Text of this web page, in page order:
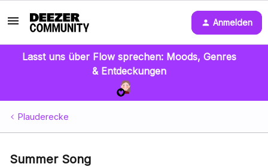
Anmelden
Lasst uns über Flow sprechen: Moods, Genres
& Entdeckungen
Plauderecke
Summer Song